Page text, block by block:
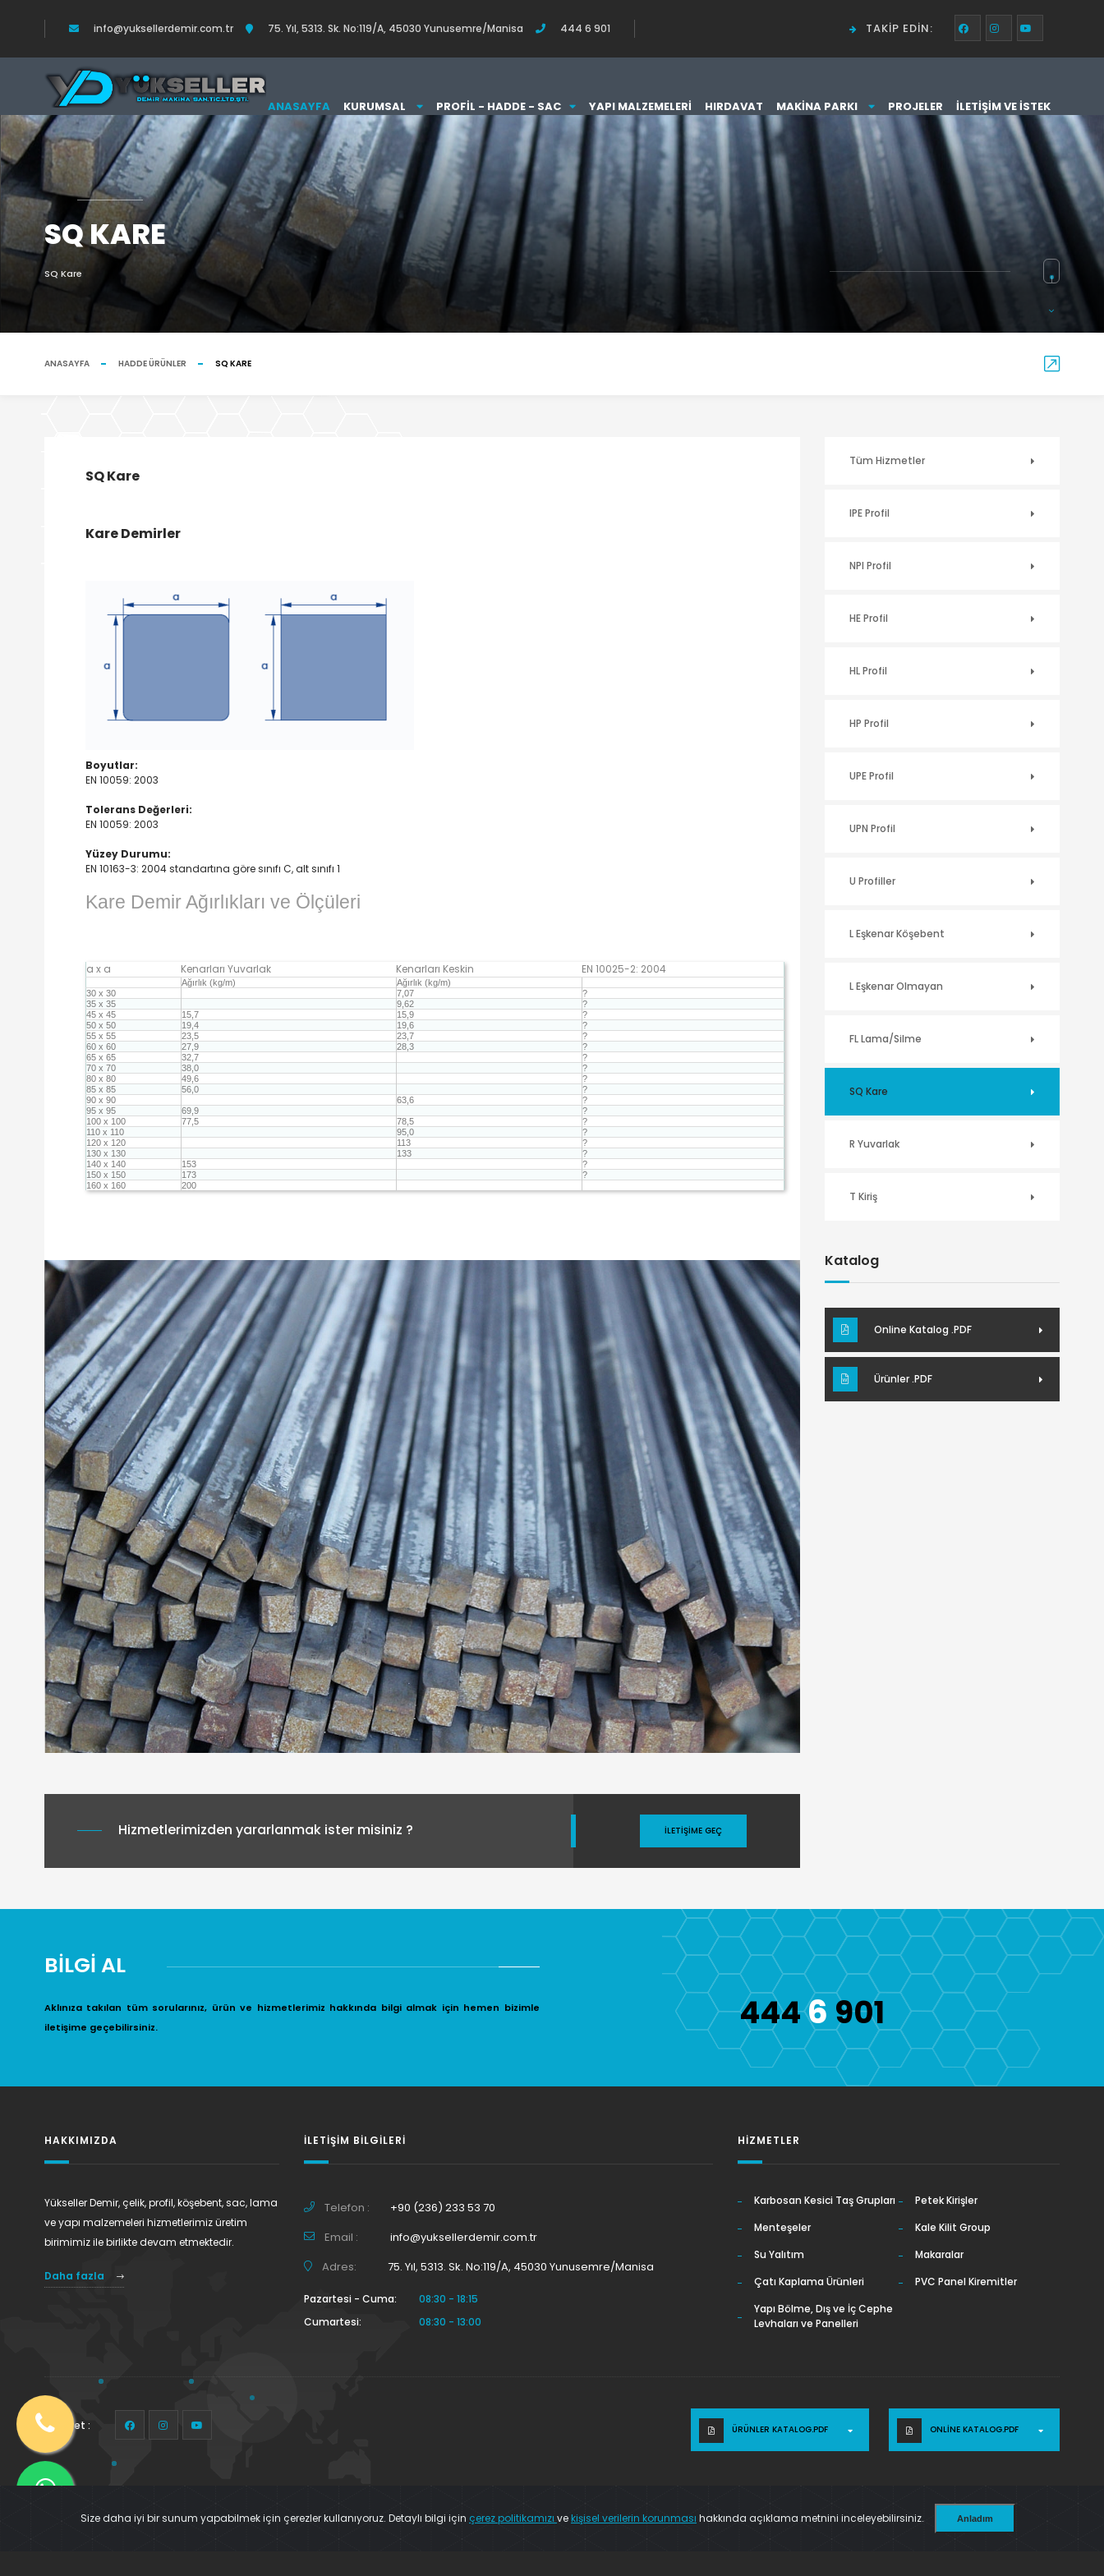
info@yuksellerdemir.com.tr 75. Yıl, 5313. Sk. No:119/A, 45030 Yunusemre/Manisa 444 6 901 TAKIP EDIN:
ANASAYFA KURUMSAL PROFIL - HADDE - SAC YAPI MALZEMELERI HIRDAVAT MAKINA PARKI PROJELER İLETIŞIM VE İSTEK
SQ KARE
SQ Kare
ANASAYFA HADDE ÜRÜNLER SQ KARE
SQ Kare
Kare Demirler
Boyutlar:
EN 10059: 2003
Tolerans Değerleri:
EN 10059: 2003
Yüzey Durumu:
EN 10163-3: 2004 standartına göre sınıfı C, alt sınıfı 1
Kare Demir Ağırlıkları ve Ölçüleri
a x a Kenarları Yuvarlak Kenarları Keskin EN 10025-2: 2004
Ağırlık (kg/m)
Ağırlık (kg/m)
30 x 30
7,07
?
35 x 35
9,62
?
45 x 45
15,7 15,9
?
50 x 50
19,4 19,6
?
55 x 55
23,5 23,7
?
60 x 60
27,9 28,3
?
65 x 65
32,7
?
70 x 70
38,0
?
80 x 80
49,6
?
85 x 85
56,0
?
90 x 90
63,6
?
95 x 95
69,9
?
100 x 100
77,5 78,5
?
110 x 110
95,0
?
120 x 120
113
?
130 x 130
133
?
140 x 140
153
?
150 x 150
173
?
160 x 160
200
Hizmetlerimizden yararlanmak ister misiniz ? İLETIŞIME GEÇ
Tüm Hizmetler
IPE Profil
NPI Profil
HE Profil
HL Profil
HP Profil
UPE Profil
UPN Profil
U Profiller
L Eşkenar Köşebent
L Eşkenar Olmayan
FL Lama/Silme
SQ Kare
R Yuvarlak
T Kiriş
Katalog
Online Katalog .PDF
Ürünler .PDF
BİLGİ AL
Aklınıza takılan tüm sorularınız, ürün ve hizmetlerimiz hakkında bilgi almak için hemen bizimle
iletişime geçebilirsiniz.
4446 901
HAKKIMIZDA
Yükseller Demir, çelik, profil, köşebent, sac, lama
ve yapı malzemeleri hizmetlerimiz üretim
birimimiz ile birlikte devam etmektedir.
Daha fazla
İLETIŞIM BILGILERI
Telefon :
+90 (236) 233 53 70
Email :
info@yuksellerdemir.com.tr
Adres:
75. Yıl, 5313. Sk. No:119/A, 45030 Yunusemre/Manisa
Pazartesi - Cuma:
08:30 - 18:15
Cumartesi:
08:30 - 13:00
HIZMETLER
Karbosan Kesici Taş Grupları
Petek Kirişler
Menteşeler
Kale Kilit Group
Su Yalıtım
Makaralar
Çatı Kaplama Ürünleri
PVC Panel Kiremitler
Yapı Bölme, Dış ve İç Cephe
Levhaları ve Panelleri
ONLINE KATALOG.PDF
ÜRÜNLER KATALOG.PDF
Takip et :
© WEB TASARIM 2025KIRIL SOFT. TÜM HAKLARI SAKLIDIR. Kalite Politikası Çerez Politikası İletişim
Size daha iyi bir sunum yapabilmek için çerezler kullanıyoruz. Detaylı bilgi için çerez politikamızı ve kişisel verilerin korunması hakkında açıklama metnini inceleyebilirsiniz. Anladım